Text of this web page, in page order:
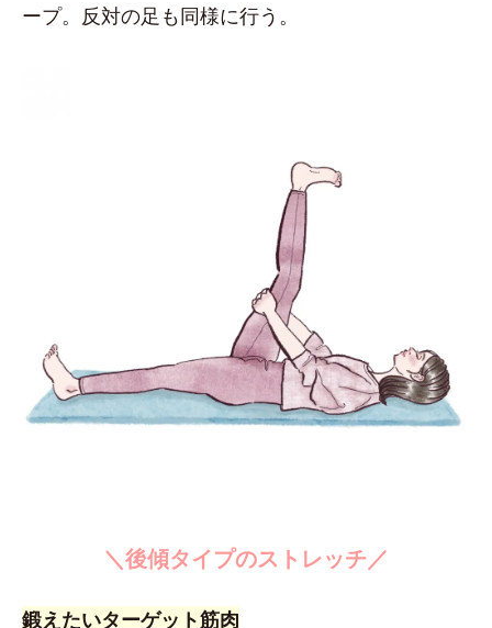
ープ。反対の足も同様に行う。
＼後傾タイプのストレッチ／
鍛えたいターゲット筋肉